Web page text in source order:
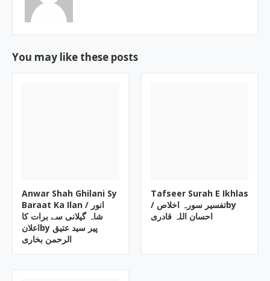
You may like these posts
Anwar Shah Ghilani Sy
Baraat Ka Ilan / انور
شاہ گیلانی سے برات کا
اعلانby پیر سید عتیق
الرحمن بخاری
Tafseer Surah E Ikhlas
/ تفسیر سورہ اخلاصby
احسان اللہ قادری